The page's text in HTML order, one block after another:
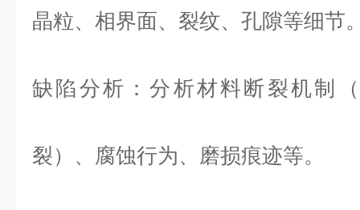
晶粒、相界面、裂纹、孔隙等细节
缺陷分析 ：分析材料断裂机制
裂）、腐蚀行为、磨损痕迹等。